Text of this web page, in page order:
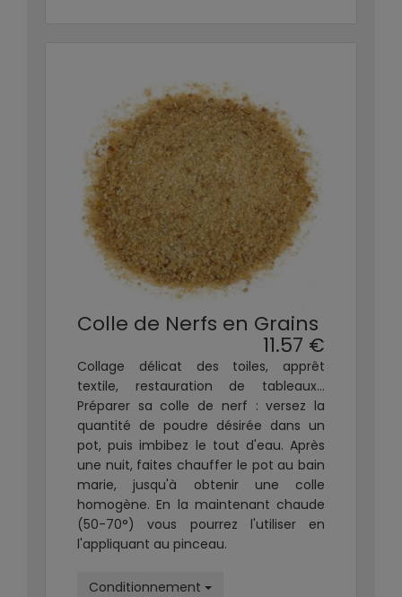
Colle de Nerfs en Grains
11.57 €
Collage délicat des toiles, apprêt
textile, restauration de tableaux…
Préparer sa colle de nerf : versez la
quantité de poudre désirée dans un
pot, puis imbibez le tout d'eau. Après
une nuit, faites chauffer le pot au bain
marie, jusqu'à obtenir une colle
homogène. En la maintenant chaude
(50-70°) vous pourrez l'utiliser en
l'appliquant au pinceau.
Conditionnement